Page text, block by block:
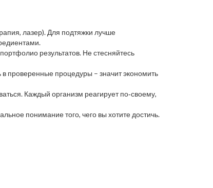
лазер). Для подтяжки лучше
результатов. Не стесняйтесь
проверенные процедуры – значит экономить
Каждый организм реагирует по‑своему,
понимание того, чего вы хотите достичь.